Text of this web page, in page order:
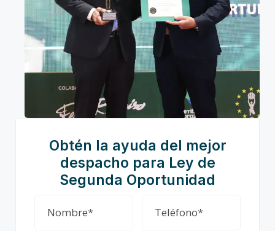
Obtén la ayuda del mejor
despacho para Ley de
Segunda Oportunidad